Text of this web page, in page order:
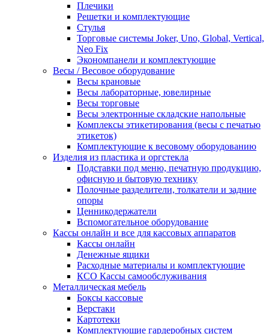
Плечики
Решетки и комплектующие
Стулья
Торговые системы Joker, Uno, Global, Vertical,
Neo Fix
Экономпанели и комплектующие
Весы / Весовое оборудование
Весы крановые
Весы лабораторные, ювелирные
Весы торговые
Весы электронные складские напольные
Комплексы этикетирования (весы с печатью
этикеток)
Комплектующие к весовому оборудованию
Изделия из пластика и оргстекла
Подставки под меню, печатную продукцию,
офисную и бытовую технику
Полочные разделители, толкатели и задние
опоры
Ценникодержатели
Вспомогательное оборудование
Кассы онлайн и все для кассовых аппаратов
Кассы онлайн
Денежные ящики
Расходные материалы и комплектующие
КСО Кассы самообслуживания
Металлическая мебель
Боксы кассовые
Верстаки
Картотеки
Комплектующие гардеробных систем